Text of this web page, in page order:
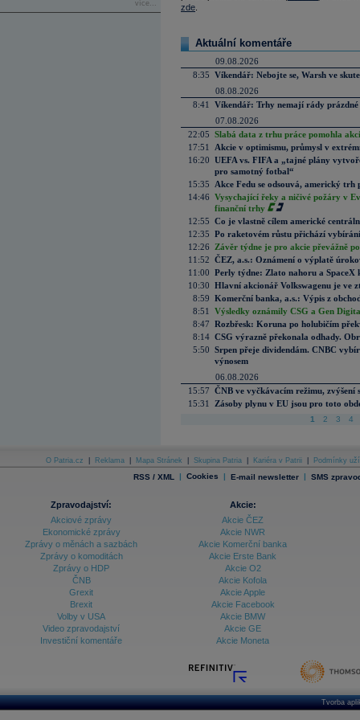
více...
zde
Aktuální komentáře
09.08.2026
8:35 Víkendář: Nebojte se, Warsh ve
08.08.2026
8:41
Víkendář: Trhy nemají rády prázdné
07.08.2026
22:05 Slabá data z trhu práce pomohla
17:51
Akcie v optimismu, průmysl v
16:20 UEFA vs. FIFA a „tajné plány
pro samotný fotbal“
15:35
Akce Fedu se odsouvá, americký
14:46 Vysychající řeky a ničivé požáry v
finanční trhy
12:55 Co je vlastně cílem americké
12:35 Po raketovém růstu přichází
12:26
Závěr týdne je pro akcie převážně
11:52 ČEZ, a.s.: Oznámení o výplatě
11:00 Perly týdne: Zlato nahoru a SpaceX
10:30 Hlavní akcionář Volkswagenu je ve
8:59 Komerční banka, a.s.: Výpis z
8:51
Výsledky oznámily CSG a Gen
8:47 Rozbřesk: Koruna po holubičím
8:14 CSG výrazně překonala odhady.
5:50 Srpen přeje dividendám. CNBC
výnosem
06.08.2026
15:57 ČNB ve vyčkávacím režimu, zvýšení
15:31
Zásoby plynu v EU jsou pro toto
1 2 3 4
O Patria.cz Reklama Mapa Stránek Skupina Patria Kariéra v Patrii Podmínky
RSS / XML | Cookies | E-mail newsletter | SMS
Zpravodajství:
Akciové zprávy
Ekonomické zprávy
Zprávy o měnách a sazbách
Zprávy o komoditách
Zprávy o HDP
ČNB
Grexit
Brexit
Volby v USA
Video zpravodajství
Investiční komentáře
Akcie:
Akcie ČEZ
Akcie NWR
Akcie Komerční banka
Akcie Erste Bank
Akcie O2
Akcie Kofola
Akcie Apple
Akcie Facebook
Akcie BMW
Akcie GE
Akcie Moneta
Tvorba